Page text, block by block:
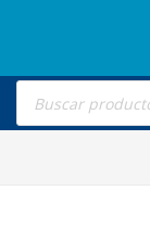
Búsqueda
productos